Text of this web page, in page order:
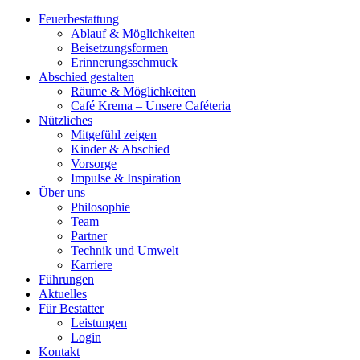
Feuerbestattung
Ablauf & Möglichkeiten
Beisetzungsformen
Erinnerungsschmuck
Abschied gestalten
Räume & Möglichkeiten
Café Krema – Unsere Caféteria
Nützliches
Mitgefühl zeigen
Kinder & Abschied
Vorsorge
Impulse & Inspiration​
Über uns
Philosophie
Team
Partner
Technik und Umwelt
Karriere
Führungen
Aktuelles
Für Bestatter
Leistungen
Login
Kontakt